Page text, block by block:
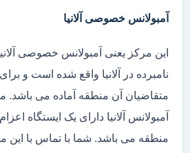
آمبولانس خصوصی آلانیا
این مرکز یعنی آمبولانس خصوصی
نامبرده در آلانیا واقع شده است و
متقاضیان آن منطقه آماده می باشد.
آمبولانس آلانیا دارای یک ایستگاه
منطقه می باشد. شما با تماس با